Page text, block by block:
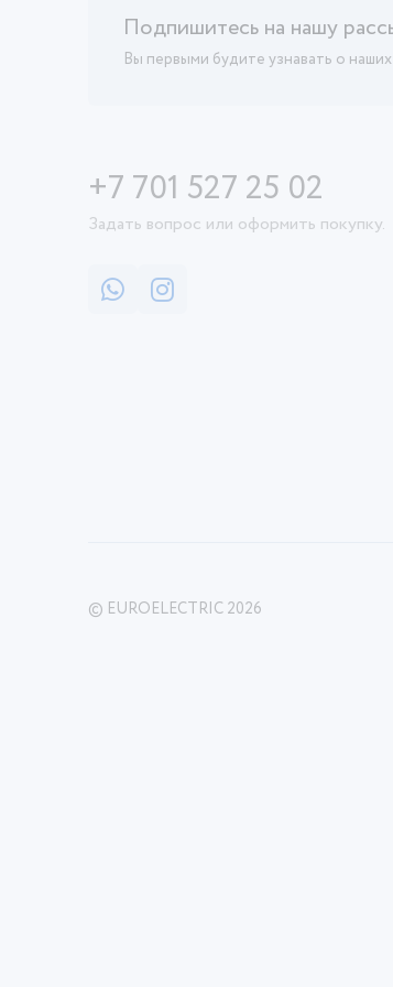
Подпишитесь на нашу
Вы первыми будите узнавать о
+7 701 527 25 02
Задать вопрос или оформить покупку.
© EUROELECTRIC 2026